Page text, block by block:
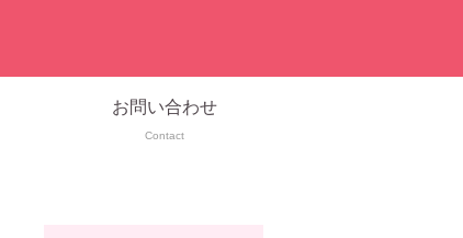
お問い合わせ
Contact